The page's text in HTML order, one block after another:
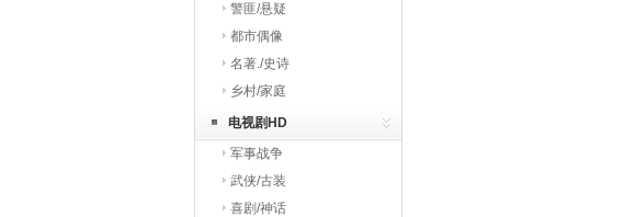
警匪/悬疑
都市偶像
名著./史诗
乡村/家庭
电视剧HD
军事战争
武侠/古装
喜剧/神话